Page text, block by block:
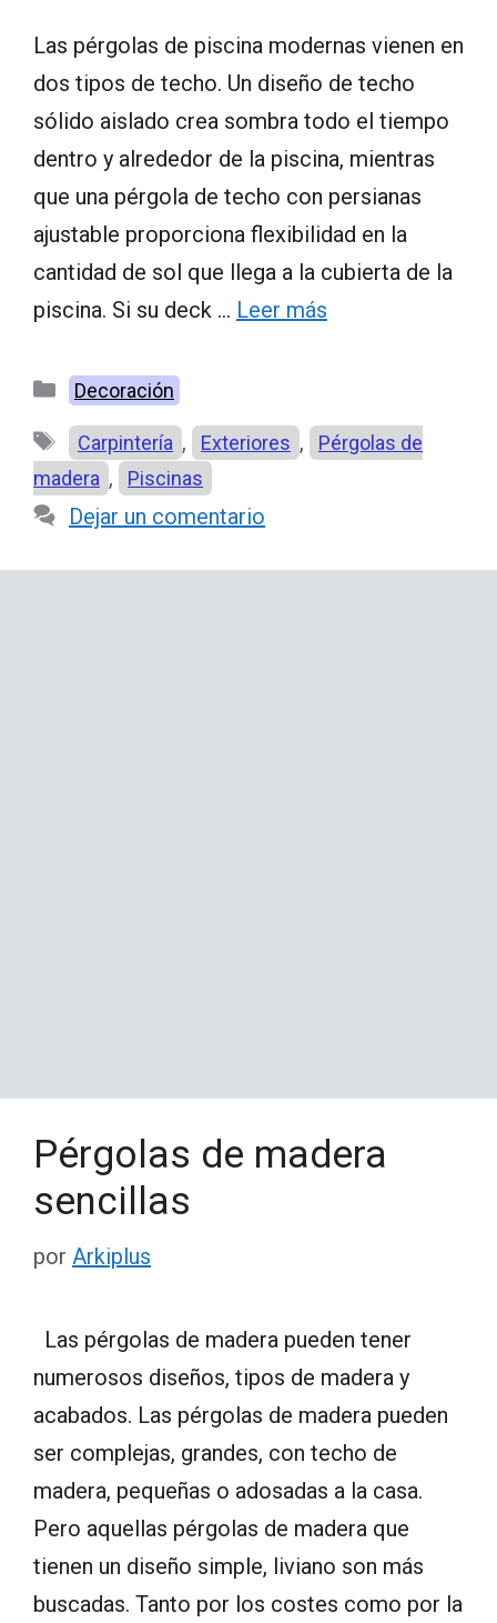
Las pérgolas de piscina modernas vienen en
dos tipos de techo. Un diseño de techo
sólido aislado crea sombra todo el tiempo
dentro y alrededor de la piscina, mientras
que una pérgola de techo con persianas
ajustable proporciona flexibilidad en la
cantidad de sol que llega a la cubierta de la
piscina. Si su deck … Leer más
Categorías
Decoración
Etiquetas
Carpintería , Exteriores ,
Pérgolas de
madera , Piscinas
Dejar un comentario
Pérgolas de madera
sencillas
por Arkiplus
Las pérgolas de madera pueden tener
numerosos diseños, tipos de madera y
acabados. Las pérgolas de madera pueden
ser complejas, grandes, con techo de
madera, pequeñas o adosadas a la casa.
Pero aquellas pérgolas de madera que
tienen un diseño simple, liviano son más
buscadas. Tanto por los costes como por la